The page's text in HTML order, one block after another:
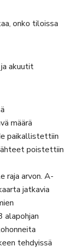
onko tiloissa
akuutit
määrä
paikallistettiin
poistettiin
raja arvon. A-
jatkavia
tehdyissä